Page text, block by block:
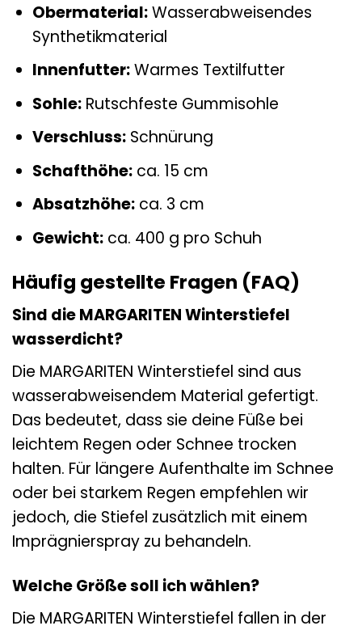
Obermaterial:Wasserabweisendes
Synthetikmaterial
Innenfutter:Warmes Textilfutter
Sohle:Rutschfeste Gummisohle
Verschluss:Schnürung
Schafthöhe:ca. 15 cm
Absatzhöhe:ca. 3 cm
Gewicht:ca. 400 g pro Schuh
Häufig gestellte Fragen (FAQ)
Sind die MARGARITEN Winterstiefel
wasserdicht?
Die MARGARITEN Winterstiefel sind aus
wasserabweisendem Material gefertigt.
Das bedeutet, dass sie deine Füße bei
leichtem Regen oder Schnee trocken
halten. Für längere Aufenthalte im Schnee
oder bei starkem Regen empfehlen wir
jedoch, die Stiefel zusätzlich mit einem
Imprägnierspray zu behandeln.
Welche Größe soll ich wählen?
Die MARGARITEN Winterstiefel fallen in der